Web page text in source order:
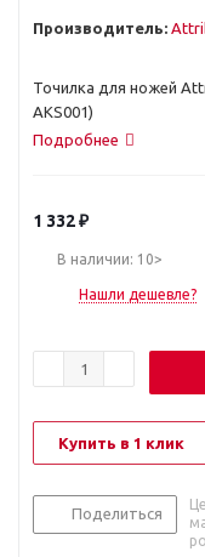
Производитель:
Точилка для ножей
AKS001)
Подробнее
1 332₽
В наличии: 10>
Нашли дешевле?
Купить в 1 клик
Поделиться